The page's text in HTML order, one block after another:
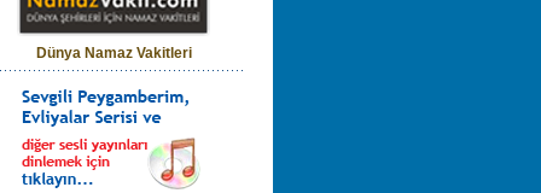
Dünya Namaz Vakitleri